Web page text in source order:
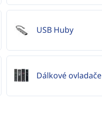
USB Huby
Dálkové ovladače